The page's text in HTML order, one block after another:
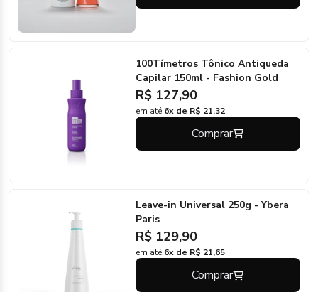
100Tímetros Tônico Antiqueda
Capilar 150ml - Fashion Gold
R$ 127,90
em até 6x de R$ 21,32
Comprar
Leave-in Universal 250g - Ybera
Paris
R$ 129,90
em até 6x de R$ 21,65
Comprar